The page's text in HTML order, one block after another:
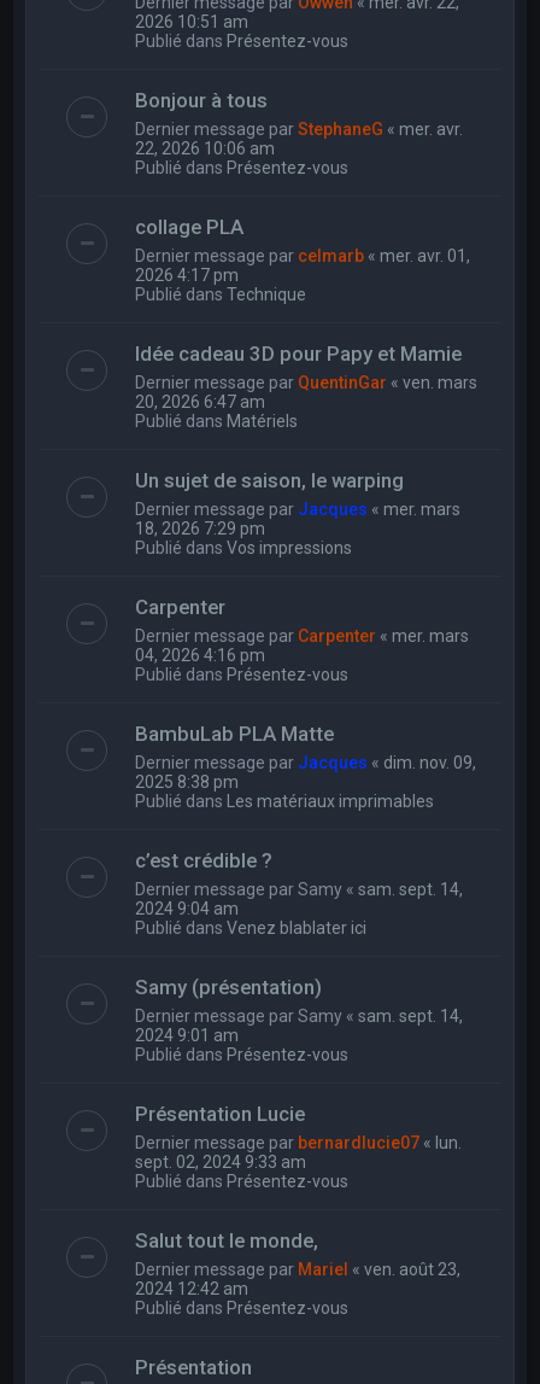
2026 10:51 am
Publié dans Présentez-vous
Bonjour à tous
Dernier message parStephaneG « mer. avr.
22, 2026 10:06 am
Publié dans Présentez-vous
collage PLA
Dernier message par celmarb « mer. avr. 01,
2026 4:17 pm
Publié dansTechnique
Idée cadeau 3D pour Papy et Mamie
Dernier message par QuentinGar «ven. mars
20, 2026 6:47 am
Publié dans Matériels
Un sujet de saison, le warping
Dernier message par Jacques « mer. mars
18, 2026 7:29 pm
Publié dansVos impressions
Carpenter
Dernier message par Carpenter « mer. mars
04, 2026 4:16 pm
Publié dans Présentez-vous
BambuLab PLA Matte
Dernier message par Jacques « dim. nov. 09,
2025 8:38 pm
Publié dans Les matériaux imprimables
c’est crédible ?
Dernier message parSamy «sam. sept. 14,
2024 9:04 am
Publié dansVenez blablater ici
Samy (présentation)
Dernier message parSamy «sam. sept. 14,
2024 9:01 am
Publié dans Présentez-vous
Présentation Lucie
Dernier message par bernardlucie07 « lun.
sept. 02, 2024 9:33 am
Publié dans Présentez-vous
Salut tout le monde,
Dernier message par Mariel «ven. août 23,
2024 12:42 am
Publié dans Présentez-vous
Présentation